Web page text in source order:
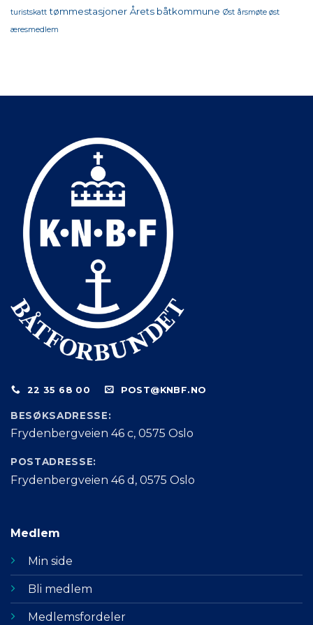
turistskatt tømmestasjoner Årets båtkommune Øst årsmøte øst
æresmedlem
22 35 68 00 POST@KNBF.NO
BESØKSADRESSE:
Frydenbergveien 46 c, 0575 Oslo
POSTADRESSE:
Frydenbergveien 46 d, 0575 Oslo
Medlem
Min side
Bli medlem
Medlemsfordeler